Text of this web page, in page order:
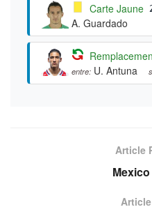
Carte Jaune
A. Guardado
entre: U. Antuna
Article